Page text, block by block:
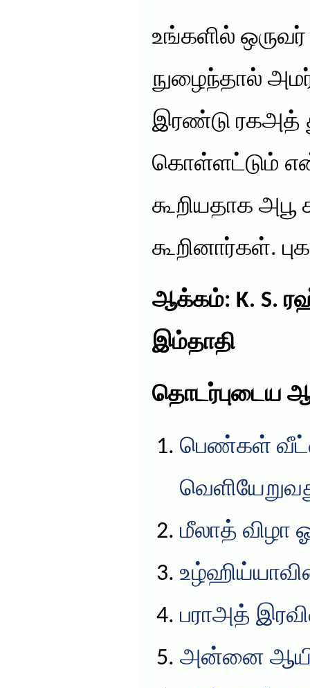
உங்களில்
நுழைந்தால்
இரண்டு ரகஅத்
கொள்ளட்டும்
கூறியதாக
கூறினார்கள்.
ஆக்கம்: K. S.
இம்தாதி
தொடர்புடைய
பெண்கள்
மீலாத் விழா
பராஅத்
அன்னை